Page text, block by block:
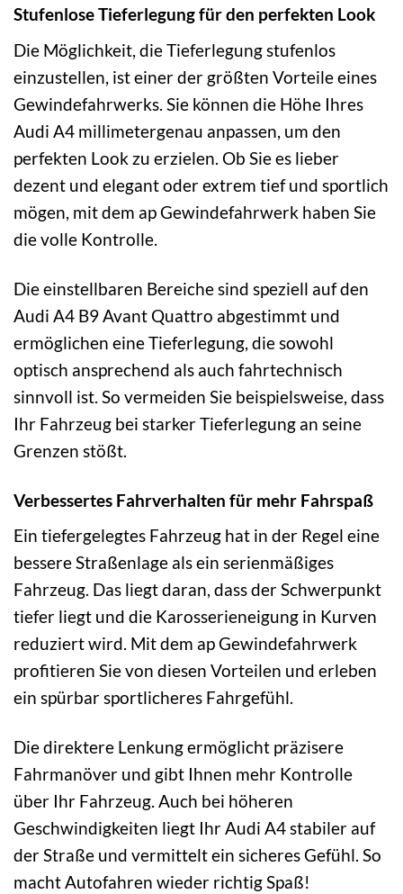
Stufenlose Tieferlegung für den perfekten Look
Die Möglichkeit, die Tieferlegung stufenlos
einzustellen, ist einer der größten Vorteile eines
Gewindefahrwerks. Sie können die Höhe Ihres
Audi A4 millimetergenau anpassen, um den
perfekten Look zu erzielen. Ob Sie es lieber
dezent und elegant oder extrem tief und sportlich
mögen, mit dem ap Gewindefahrwerk haben Sie
die volle Kontrolle.
Die einstellbaren Bereiche sind speziell auf den
Audi A4 B9 Avant Quattro abgestimmt und
ermöglichen eine Tieferlegung, die sowohl
optisch ansprechend als auch fahrtechnisch
sinnvoll ist. So vermeiden Sie beispielsweise, dass
Ihr Fahrzeug bei starker Tieferlegung an seine
Grenzen stößt.
Verbessertes Fahrverhalten für mehr Fahrspaß
Ein tiefergelegtes Fahrzeug hat in der Regel eine
bessere Straßenlage als ein serienmäßiges
Fahrzeug. Das liegt daran, dass der Schwerpunkt
tiefer liegt und die Karosserieneigung in Kurven
reduziert wird. Mit dem ap Gewindefahrwerk
profitieren Sie von diesen Vorteilen und erleben
ein spürbar sportlicheres Fahrgefühl.
Die direktere Lenkung ermöglicht präzisere
Fahrmanöver und gibt Ihnen mehr Kontrolle
über Ihr Fahrzeug. Auch bei höheren
Geschwindigkeiten liegt Ihr Audi A4 stabiler auf
der Straße und vermittelt ein sicheres Gefühl. So
macht Autofahren wieder richtig Spaß!